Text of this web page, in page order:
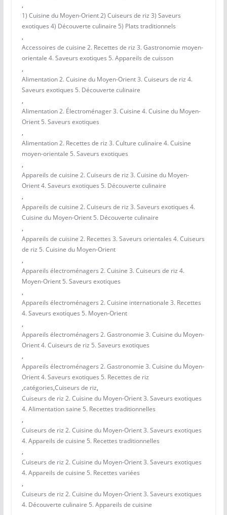
,
1) Cuisine du Moyen-Orient 2) Cuiseurs de riz 3) Saveurs
exotiques 4) Découverte culinaire 5) Plats traditionnels
,
Accessoires de cuisine 2. Recettes de riz 3. Gastronomie moyen-
orientale 4. Saveurs exotiques 5. Appareils de cuisson
,
Alimentation 2. Cuisine du Moyen-Orient 3. Cuiseurs de riz 4.
Saveurs exotiques 5. Découverte culinaire
,
Alimentation 2. Électroménager 3. Cuisine 4. Cuisine du Moyen-
Orient 5. Saveurs exotiques
,
Alimentation 2. Recettes de riz 3. Culture culinaire 4. Cuisine
moyen-orientale 5. Saveurs exotiques
,
Appareils de cuisine 2. Cuiseurs de riz 3. Cuisine du Moyen-
Orient 4. Saveurs exotiques 5. Découverte culinaire
,
Appareils de cuisine 2. Cuiseurs de riz 3. Saveurs exotiques 4.
Cuisine du Moyen-Orient 5. Découverte culinaire
,
Appareils de cuisine 2. Recettes 3. Saveurs orientales 4. Cuiseurs
de riz 5. Cuisine du Moyen-Orient
,
Appareils électroménagers 2. Cuisine 3. Cuiseurs de riz 4.
Moyen-Orient 5. Saveurs exotiques
,
Appareils électroménagers 2. Cuisine internationale 3. Recettes
4. Saveurs exotiques 5. Moyen-Orient
,
Appareils électroménagers 2. Gastronomie 3. Cuisine du Moyen-
Orient 4. Cuiseurs de riz 5. Saveurs exotiques
,
Appareils électroménagers 2. Gastronomie 3. Cuisine du Moyen-
Orient 4. Saveurs exotiques 5. Recettes de riz
,catégories,Cuiseurs de riz,
Cuiseurs de riz 2. Cuisine du Moyen-Orient 3. Saveurs exotiques
4. Alimentation saine 5. Recettes traditionnelles
,
Cuiseurs de riz 2. Cuisine du Moyen-Orient 3. Saveurs exotiques
4. Appareils de cuisine 5. Recettes traditionnelles
,
Cuiseurs de riz 2. Cuisine du Moyen-Orient 3. Saveurs exotiques
4. Appareils de cuisine 5. Recettes variées
,
Cuiseurs de riz 2. Cuisine du Moyen-Orient 3. Saveurs exotiques
4. Découverte culinaire 5. Appareils de cuisine